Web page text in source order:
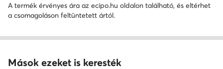
A termék érvényes ára az ecipo.hu oldalon található, és eltérhet
a csomagoláson feltüntetett ártól.
Mások ezeket is keresték